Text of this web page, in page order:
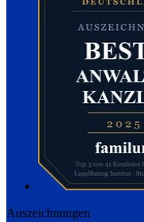
Auszeichnungen